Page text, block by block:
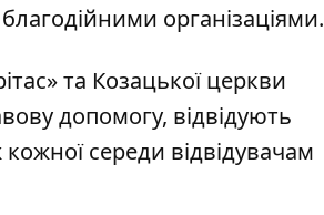
організаціями.
та Козацької церкви
допомогу, відвідують
середи відвідувачам